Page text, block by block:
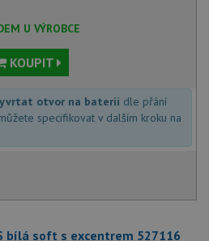
U VÝROBCE
KOUPIT
otvor na baterii dle přání
specifikovat v dalším kroku na
bílá soft s excentrem 527116